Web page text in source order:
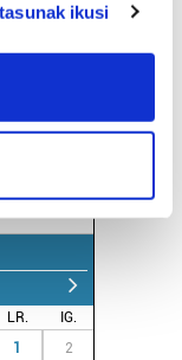
it for
is processed
beste,
ikusi
LR.
IG.
1 2